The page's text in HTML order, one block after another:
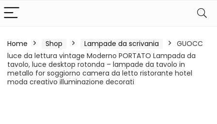
Home Shop Lampade da scrivania
GUOCC
luce da lettura vintage Moderno PORTATO Lampada da
tavolo, luce desktop rotonda – lampade da tavolo in
metallo for soggiorno camera da letto ristorante hotel
moda creativo illuminazione decorati